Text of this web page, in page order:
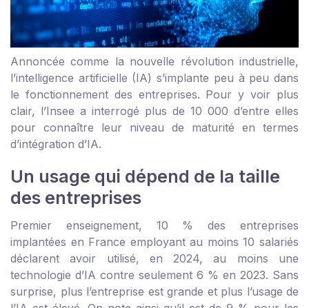
Annoncée comme la nouvelle révolution industrielle,
l’intelligence artificielle (IA) s’implante peu à peu dans
le fonctionnement des entreprises. Pour y voir plus
clair, l’Insee a interrogé plus de 10 000 d’entre elles
pour connaître leur niveau de maturité en termes
d’intégration d’IA.
Un usage qui dépend de la taille
des entreprises
Premier enseignement, 10 % des entreprises
implantées en France employant au moins 10 salariés
déclarent avoir utilisé, en 2024, au moins une
technologie d’IA contre seulement 6 % en 2023. Sans
surprise, plus l’entreprise est grande et plus l’usage de